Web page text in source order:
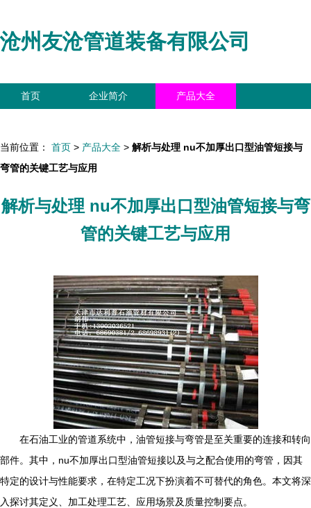
沧州友沧管道装备有限公司
首页 企业简介 产品大全
当前位置： 首页 > 产品大全 > 解析与处理 nu不加厚出口型油管短接与
弯管的关键工艺与应用
解析与处理 nu不加厚出口型油管短接与弯
管的关键工艺与应用
在石油工业的管道系统中，油管短接与弯管是至关重要的连接和转向
部件。其中，nu不加厚出口型油管短接以及与之配合使用的弯管，因其
特定的设计与性能要求，在特定工况下扮演着不可替代的角色。本文将深
入探讨其定义、加工处理工艺、应用场景及质量控制要点。